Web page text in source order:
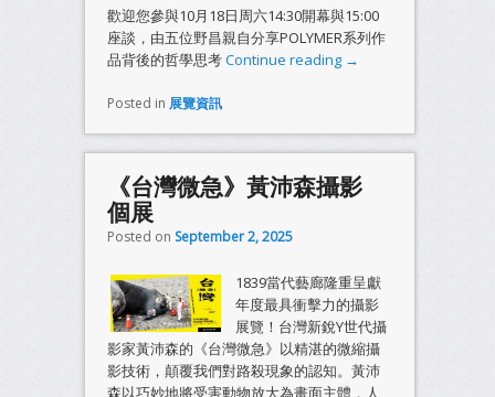
歡迎您參與10月18日周六14:30開幕與15:00
座談，由五位野昌親自分享POLYMER系列作
品背後的哲學思考Continue reading →
Posted in 展覽資訊
《台灣微急》黃沛森攝影
個展
Posted on September 2, 2025
1839當代藝廊隆重呈獻
年度最具衝擊力的攝影
展覽！台灣新銳Y世代攝
影家黃沛森的《台灣微急》以精湛的微縮攝
影技術，顛覆我們對路殺現象的認知。黃沛
森以巧妙地將受害動物放大為畫面主體，人